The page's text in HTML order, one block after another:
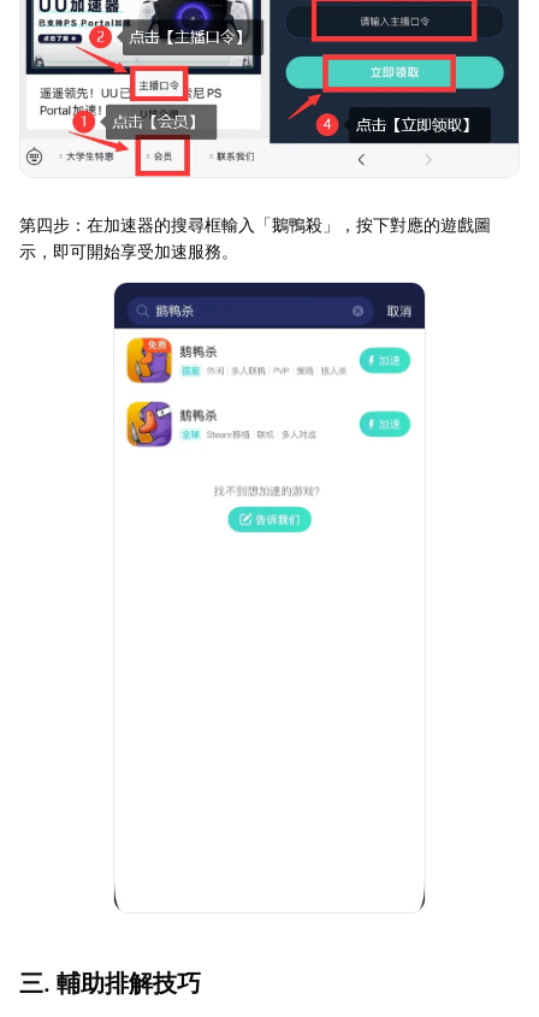
第四步：在加速器的搜尋框輸入「鵝鴨殺」，按下對應的遊戲圖
示，即可開始享受加速服務。
三. 輔助排解技巧